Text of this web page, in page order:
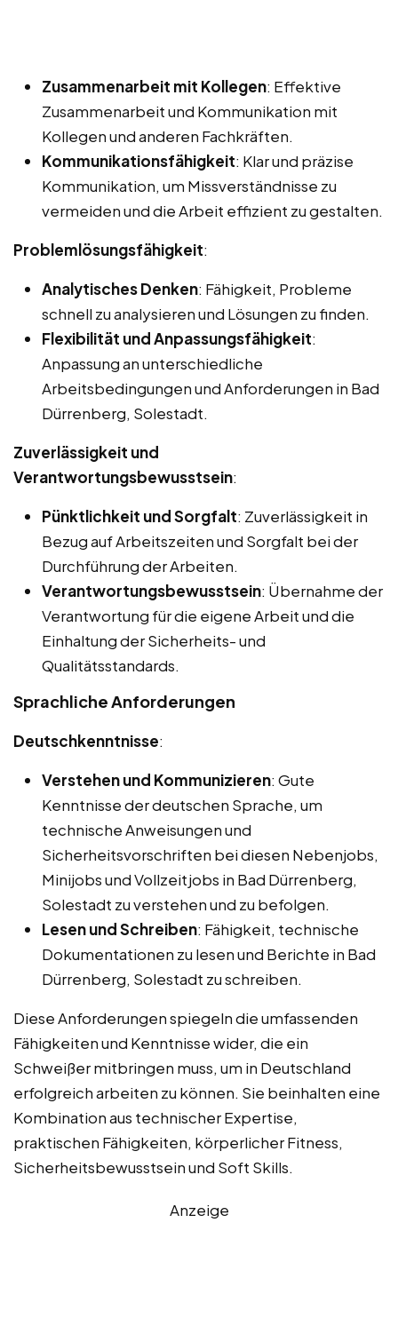
Zusammenarbeit mit Kollegen: Effektive
Zusammenarbeit und Kommunikation mit
Kollegen und anderen Fachkräften.
Kommunikationsfähigkeit: Klar und präzise
Kommunikation, um Missverständnisse zu
vermeiden und die Arbeit effizient zu gestalten.
Problemlösungsfähigkeit:
Analytisches Denken: Fähigkeit, Probleme
schnell zu analysieren und Lösungen zu finden.
Flexibilität und Anpassungsfähigkeit:
Anpassung an unterschiedliche
Arbeitsbedingungen und Anforderungen in Bad
Dürrenberg, Solestadt.
Zuverlässigkeit und
Verantwortungsbewusstsein:
Pünktlichkeit und Sorgfalt: Zuverlässigkeit in
Bezug auf Arbeitszeiten und Sorgfalt bei der
Durchführung der Arbeiten.
Verantwortungsbewusstsein: Übernahme der
Verantwortung für die eigene Arbeit und die
Einhaltung der Sicherheits- und
Qualitätsstandards.
Sprachliche Anforderungen
Deutschkenntnisse:
Verstehen und Kommunizieren: Gute
Kenntnisse der deutschen Sprache, um
technische Anweisungen und
Sicherheitsvorschriften bei diesen Nebenjobs,
Minijobs und Vollzeitjobs in Bad Dürrenberg,
Solestadt zu verstehen und zu befolgen.
Lesen und Schreiben: Fähigkeit, technische
Dokumentationen zu lesen und Berichte in Bad
Dürrenberg, Solestadt zu schreiben.
Diese Anforderungen spiegeln die umfassenden
Fähigkeiten und Kenntnisse wider, die ein
Schweißer mitbringen muss, um in Deutschland
erfolgreich arbeiten zu können. Sie beinhalten eine
Kombination aus technischer Expertise,
praktischen Fähigkeiten, körperlicher Fitness,
Sicherheitsbewusstsein und Soft Skills.
Anzeige